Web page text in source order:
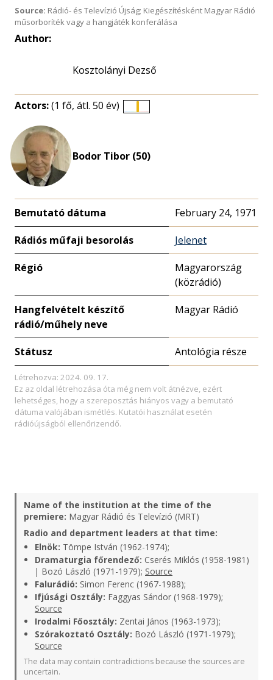
Source: Rádió- és Televízió Újság; Kiegészítésként Magyar Rádió
műsorboríték vagy a hangjáték konferálása
Author:
Kosztolányi Dezső
Actors:(1 fő, átl. 50 év)
Bodor Tibor (50)
Bemutató dátuma February 24, 1971
Rádiós műfaji besorolás Jelenet
Régió
Magyarország
(közrádió)
Hangfelvételt készítő
rádió/műhely neve
Magyar Rádió
Státusz Antológia része
Létrehozva: 2024. 09. 17.
Ez az oldal létrehozása óta még nem volt átnézve, ezért
lehetséges, hogy a szereposztás hiányos vagy a bemutató
dátuma valójában ismétlés. Kutatói használat esetén
rádióújságból ellenőrizendő.
Name of the institution at the time of the
premiere: Magyar Rádió és Televízió (MRT)
Radio and department leaders at that time:
Elnök: Tömpe István (1962-1974);
Dramaturgia főrendező: Cserés Miklós (1958-1981)
| Bozó László (1971-1979); Source
Falurádió: Simon Ferenc (1967-1988);
Ifjúsági Osztály: Faggyas Sándor (1968-1979);
Source
Irodalmi Főosztály: Zentai János (1963-1973);
Szórakoztató Osztály: Bozó László (1971-1979);
Source
The data may contain contradictions because the sources are
uncertain.